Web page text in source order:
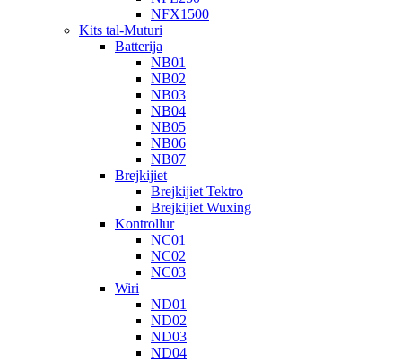
NFX1500
Kits tal-Muturi
Batterija
NB01
NB02
NB03
NB04
NB05
NB06
NB07
Brejkijiet
Brejkijiet Tektro
Brejkijiet Wuxing
Kontrollur
NC01
NC02
NC03
Wiri
ND01
ND02
ND03
ND04